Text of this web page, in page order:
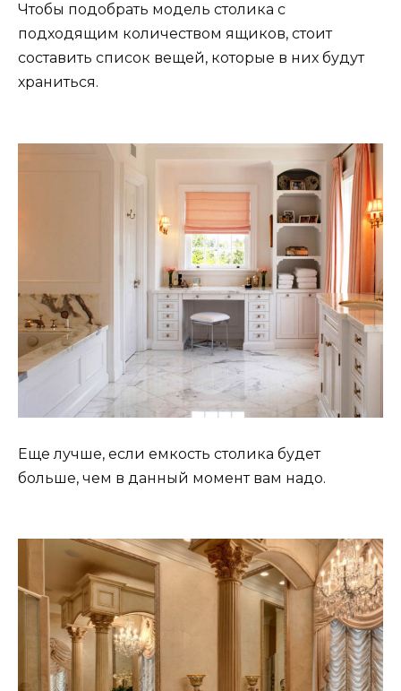
Чтобы подобрать модель столика с
подходящим количеством ящиков, стоит
составить список вещей, которые в них будут
храниться.
Еще лучше, если емкость столика будет
больше, чем в данный момент вам надо.